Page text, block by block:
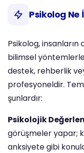
Psikolog Ne
Psikolog, insanların
bilimsel
destek, rehberlik
profesyoneldir.
şunlardır:
Psikolojik
görüşmeler yapar;
anksiyete gibi